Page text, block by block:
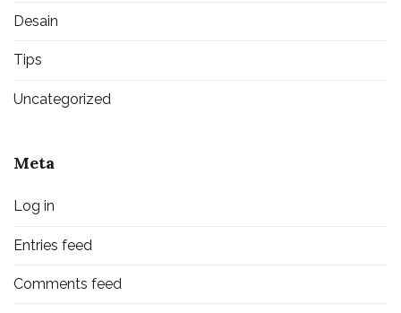
Desain
Tips
Uncategorized
Meta
Log in
Entries feed
Comments feed